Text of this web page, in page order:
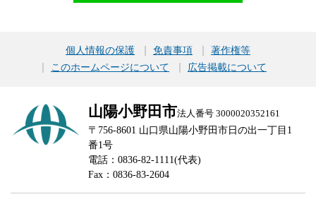
個人情報の保護 免責事項
著作権等
このホームページについて
広告掲載について
山陽小野田市法人番号 3000020352161
〒756-8601 山口県山陽小野田市日の出一丁目1
番1号
電話：0836-82-1111(代表)
Fax：0836-83-2604